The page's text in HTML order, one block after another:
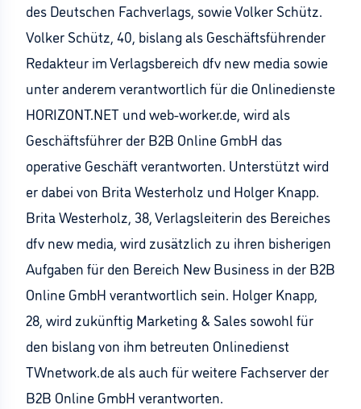
des Deutschen Fachverlags, sowie Volker Schütz.
Volker Schütz, 40, bislang als Geschäftsführender
Redakteur im Verlagsbereich dfv new media sowie
unter anderem verantwortlich für die Onlinedienste
HORIZONT.NET und web-worker.de, wird als
Geschäftsführer der B2B Online GmbH das
operative Geschäft verantworten. Unterstützt wird
er dabei von Brita Westerholz und Holger Knapp.
Brita Westerholz, 38, Verlagsleiterin des Bereiches
dfv new media, wird zusätzlich zu ihren bisherigen
Aufgaben für den Bereich New Business in der B2B
Online GmbH verantwortlich sein. Holger Knapp,
28, wird zukünftig Marketing & Sales sowohl für
den bislang von ihm betreuten Onlinedienst
TWnetwork.de als auch für weitere Fachserver der
B2B Online GmbH verantworten.